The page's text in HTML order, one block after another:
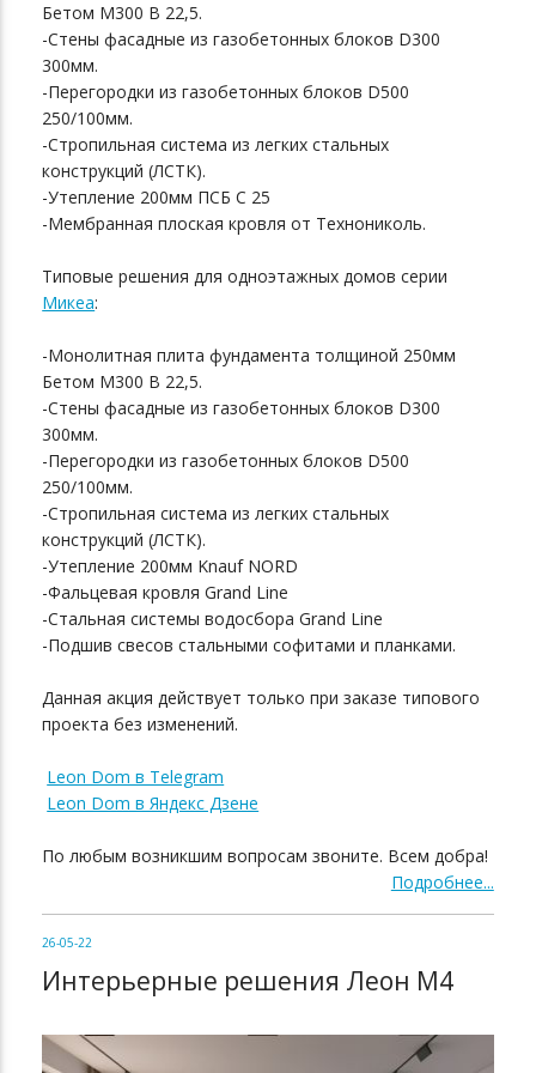
Бетом М300 В 22,5.
-Стены фасадные из газобетонных блоков D300
300мм.
-Перегородки из газобетонных блоков D500
250/100мм.
-Стропильная система из легких стальных
конструкций (ЛСТК).
-Утепление 200мм ПСБ С 25
-Мембранная плоская кровля от Технониколь.
Типовые решения для одноэтажных домов серии
Микеа:
-Монолитная плита фундамента толщиной 250мм
Бетом М300 В 22,5.
-Стены фасадные из газобетонных блоков D300
300мм.
-Перегородки из газобетонных блоков D500
250/100мм.
-Стропильная система из легких стальных
конструкций (ЛСТК).
-Утепление 200мм Knauf NORD
-Фальцевая кровля Grand Line
-Стальная системы водосбора Grand Line
-Подшив свесов стальными софитами и планками.
Данная акция действует только при заказе типового
проекта без изменений.
Leon Dom в Telegram
Leon Dom в Яндекс Дзене
По любым возникшим вопросам звоните. Всем добра!
Подробнее...
26-05-22
Интерьерные решения Леон М4